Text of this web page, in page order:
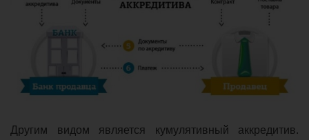
Другим видом является кумулятивный аккредитив.